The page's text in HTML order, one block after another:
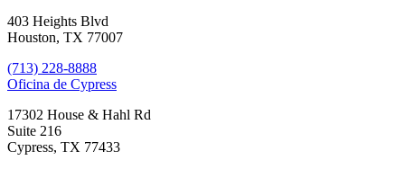
403 Heights Blvd
Houston, TX 77007
(713) 228-8888
Oficina de Cypress
17302 House & Hahl Rd
Suite 216
Cypress, TX 77433